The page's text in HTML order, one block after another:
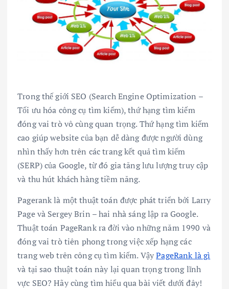
Trong thế giới SEO (Search Engine Optimization –
Tối ưu hóa công cụ tìm kiếm), thứ hạng tìm kiếm
đóng vai trò vô cùng quan trọng. Thứ hạng tìm kiếm
cao giúp website của bạn dễ dàng được người dùng
nhìn thấy hơn trên các trang kết quả tìm kiếm
(SERP) của Google, từ đó gia tăng lưu lượng truy cập
và thu hút khách hàng tiềm năng.
Pagerank là một thuật toán được phát triển bởi Larry
Page và Sergey Brin – hai nhà sáng lập ra Google.
Thuật toán PageRank ra đời vào những năm 1990 và
đóng vai trò tiên phong trong việc xếp hạng các
trang web trên công cụ tìm kiếm. VậyPageRank là gì
và tại sao thuật toán này lại quan trọng trong lĩnh
vực SEO? Hãy cùng tìm hiểu qua bài viết dưới đây!